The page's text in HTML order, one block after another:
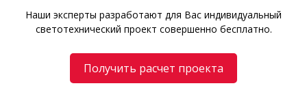
Наши эксперты разработают для Вас индивидуальный
светотехнический проект совершенно бесплатно.
Получить расчет проекта